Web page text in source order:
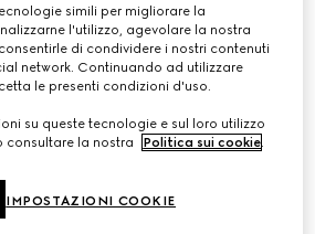
simili per migliorare la
l'utilizzo, agevolare la nostra
di condividere i nostri contenuti
network. Continuando ad utilizzare
le presenti condizioni d'uso.
su queste tecnologie e sul loro utilizzo
consultare la nostra
Politica sui cookie.
IMPOSTAZIONI COOKIE